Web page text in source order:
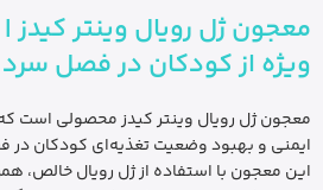
معجون ژل رویال وینتر کیدز
ویژه از کودکان در فصل سرد
معجون ژل رویال وینتر کیدز محصولی است
ایمنی و بهبود وضعیت تغذیه‌ای کودکان
این معجون با استفاده از ژل رویال خالص،